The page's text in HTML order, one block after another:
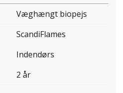
Væghængt biopejs
ScandiFlames
Indendørs
2 år